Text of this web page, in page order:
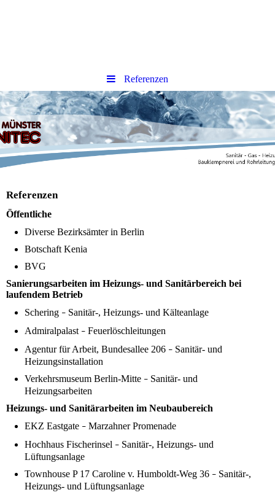
Referenzen
Referenzen
Öffentliche
Diverse Bezirksämter in Berlin
Botschaft Kenia
BVG
Sanierungsarbeiten im Heizungs- und Sanitärbereich bei
laufendem Betrieb
Schering – Sanitär-, Heizungs- und Kälteanlage
Admiralpalast – Feuerlöschleitungen
Agentur für Arbeit, Bundesallee 206 – Sanitär- und
Heizungsinstallation
Verkehrsmuseum Berlin-Mitte – Sanitär- und
Heizungsarbeiten
Heizungs- und Sanitärarbeiten im Neubaubereich
EKZ Eastgate – Marzahner Promenade
Hochhaus Fischerinsel – Sanitär-, Heizungs- und
Lüftungsanlage
Townhouse P 17 Caroline v. Humboldt-Weg 36 – Sanitär-,
Heizungs- und Lüftungsanlage